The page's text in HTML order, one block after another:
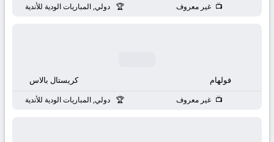
مباريات
مباشر
غير معروف دولي, المباريات الودية للأندية
فولهام كريستال بالاس
غير معروف دولي, المباريات الودية للأندية